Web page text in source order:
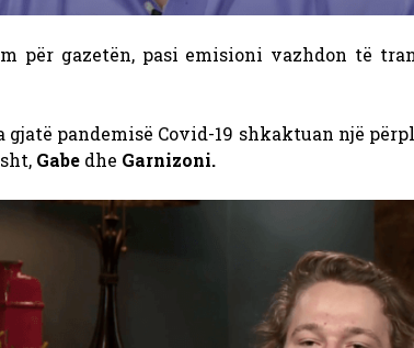
për gazetën, pasi emisioni vazhdon të
pandemisë Covid-19 shkaktuan një
Gabe dhe Garnizoni.